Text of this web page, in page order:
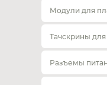
Модули для
Тачскрины
Разъемы